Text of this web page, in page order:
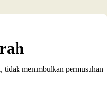
tidak menimbulkan permusuhan